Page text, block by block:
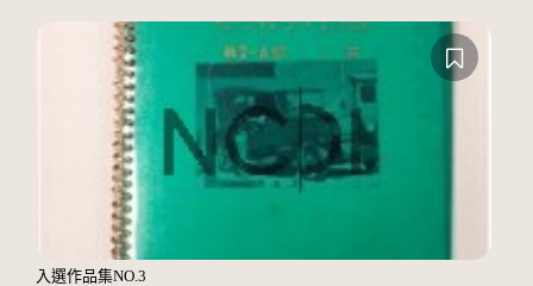
入選作品集NO.3